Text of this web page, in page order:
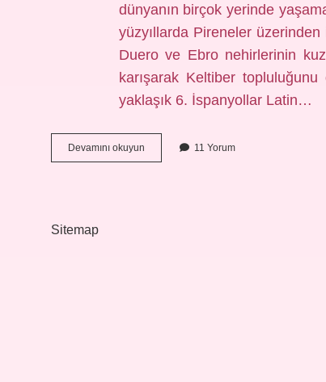
dünyanın birçok yerinde
yüzyıllarda Pireneler
Duero ve Ebro nehirlerinin
karışarak Keltiber
yaklaşık 6. İspanyollar Latin…
Devamını okuyun İSpanyada
Hangi
11 Yorum
Sitemap